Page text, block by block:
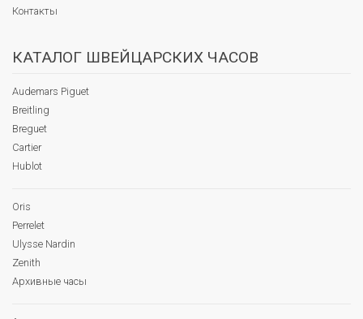
Контакты
КАТАЛОГ ШВЕЙЦАРСКИХ ЧАСОВ
Audemars Piguet
Breitling
Breguet
Cartier
Hublot
Oris
Perrelet
Ulysse Nardin
Zenith
Архивные часы